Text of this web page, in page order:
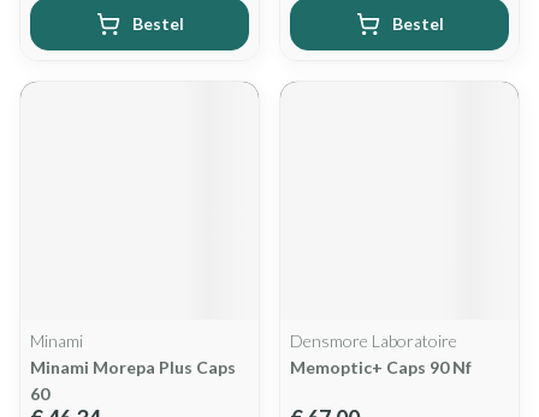
Bestel Bestel
Minami
Minami Morepa Plus Caps
60
Densmore Laboratoire
Memoptic+ Caps 90 Nf